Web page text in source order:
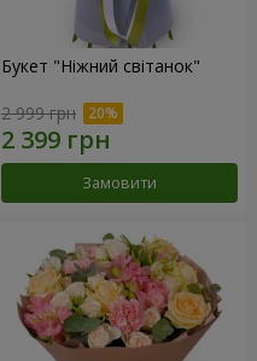
Букет "Ніжний світанок"
2 999 грн
Замовити